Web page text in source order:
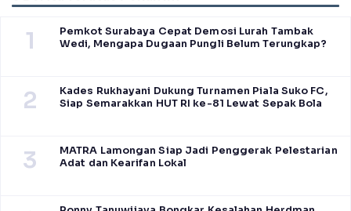
1
Pemkot Surabaya Cepat Demosi Lurah Tambak
Wedi, Mengapa Dugaan Pungli Belum Terungkap?
2
Kades Rukhayani Dukung Turnamen Piala Suko FC,
Siap Semarakkan HUT RI ke-81 Lewat Sepak Bola
3
MATRA Lamongan Siap Jadi Penggerak Pelestarian
Adat dan Kearifan Lokal